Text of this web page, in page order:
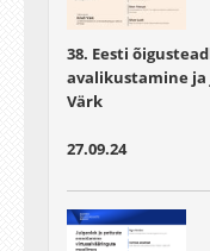
38. Eesti
avalikustamine
Värk
27.09.24